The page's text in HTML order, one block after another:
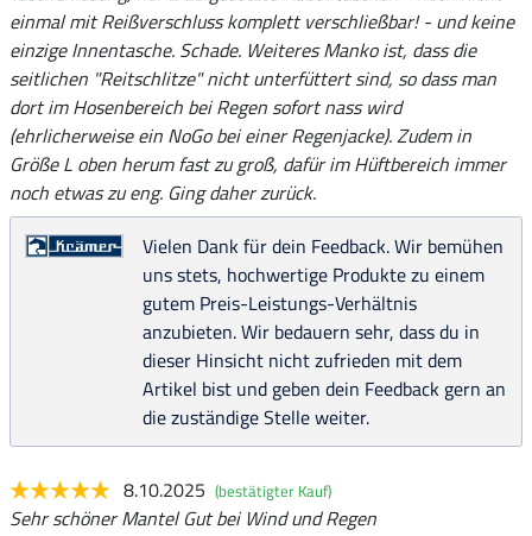
einmal mit Reißverschluss komplett verschließbar! - und keine
einzige Innentasche. Schade. Weiteres Manko ist, dass die
seitlichen "Reitschlitze" nicht unterfüttert sind, so dass man
dort im Hosenbereich bei Regen sofort nass wird
(ehrlicherweise ein NoGo bei einer Regenjacke). Zudem in
Größe L oben herum fast zu groß, dafür im Hüftbereich immer
noch etwas zu eng. Ging daher zurück.
Vielen Dank für dein Feedback. Wir bemühen
uns stets, hochwertige Produkte zu einem
gutem Preis-Leistungs-Verhältnis
anzubieten. Wir bedauern sehr, dass du in
dieser Hinsicht nicht zufrieden mit dem
Artikel bist und geben dein Feedback gern an
die zuständige Stelle weiter.
8.10.2025 (bestätigter Kauf)
Sehr schöner Mantel Gut bei Wind und Regen